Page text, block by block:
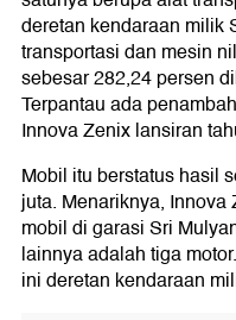
deretan kendaraan milik
transportasi dan mesin
sebesar 282,24 persen
Terpantau ada
Innova Zenix lansiran
Mobil itu berstatus hasil
juta. Menariknya,
mobil di garasi Sri
lainnya adalah tiga
ini deretan kendaraan